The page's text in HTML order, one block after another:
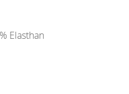
Elasthan